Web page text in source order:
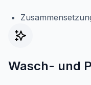
Wasch- und